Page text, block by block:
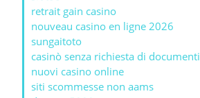
retrait gain casino
nouveau casino en ligne 2026
sungaitoto
casinò senza richiesta di documenti
nuovi casino online
siti scommesse non aams